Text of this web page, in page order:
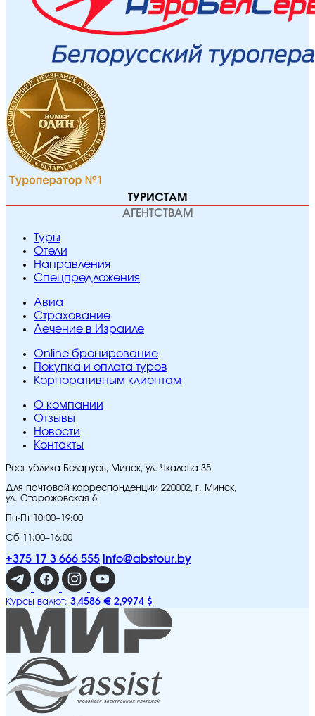
ТУРИСТАМ
АГЕНТСТВАМ
Туры
Отели
Направления
Спецпредложения
Авиа
Страхование
Лечение в Израиле
Online бронирование
Покупка и оплата туров
Корпоративным клиентам
O компании
Отзывы
Новости
Контакты
Республика Беларусь, Минск, ул. Чкалова 35
Для почтовой корреспонденции 220002, г. Минск,
ул. Сторожовская 6
Пн-Пт 10:00–19:00
Сб 11:00–16:00
+375 17 3 666 555 info@abstour.by
Курсы валют: 3,4586 € 2,9974 $